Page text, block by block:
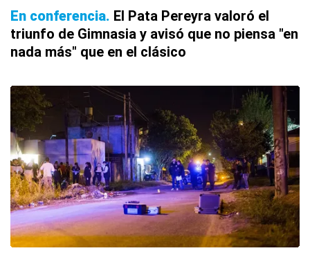
En conferencia El Pata Pereyra valoró el
triunfo de Gimnasia y avisó que no piensa "en
nada más" que en el clásico